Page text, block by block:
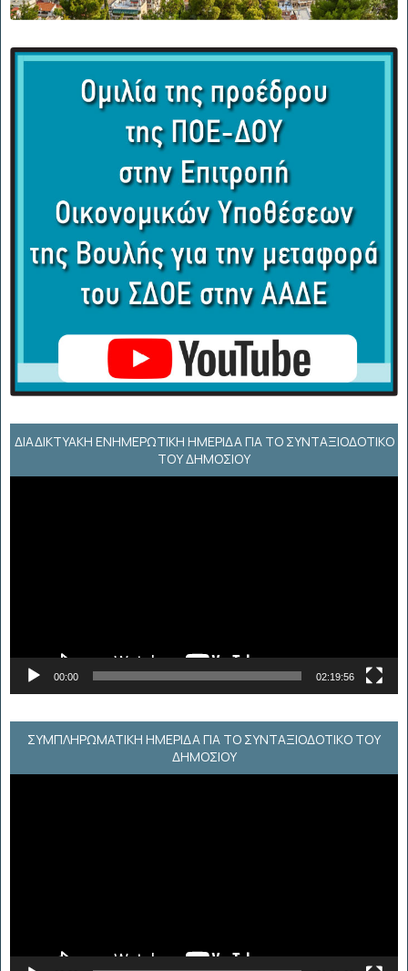
ΔΙΑΔΙΚΤΥΑΚΉ ΕΝΗΜΕΡΩΤΙΚΉ ΗΜΕΡΊΔΑ ΓΙΑ ΤΟ ΣΥΝΤΑΞΙΟΔΟΤΙΚΌ
ΤΟΥ ΔΗΜΟΣΊΟΥ
00:00 02:19:56
ΣΥΜΠΛΗΡΩΜΑΤΙΚΗ ΗΜΕΡΙΔΑ ΓΙΑ ΤΟ ΣΥΝΤΑΞΙΟΔΟΤΙΚΟ ΤΟΥ
ΔΗΜΟΣΙΟΥ